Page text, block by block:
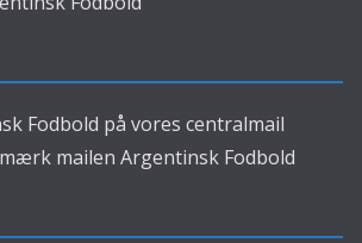
Fodbold på vores centralmail
mailen Argentinsk Fodbold